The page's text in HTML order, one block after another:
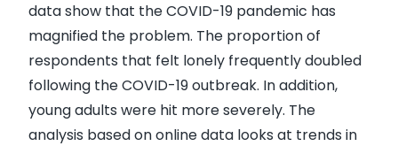
data show that the COVID-19 pandemic has
magnified the problem. The proportion of
respondents that felt lonely frequently doubled
following the COVID-19 outbreak. In addition,
young adults were hit more severely. The
analysis based on online data looks at trends in